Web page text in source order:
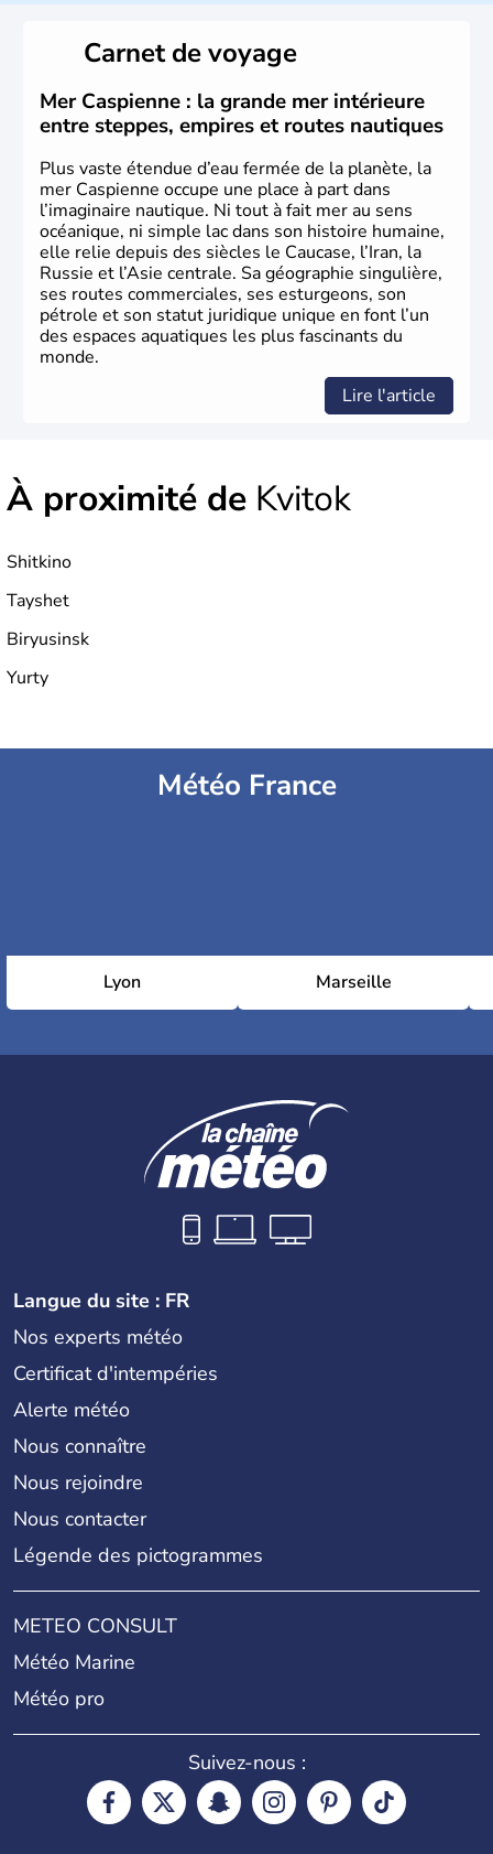
Carnet de voyage
Mer Caspienne : la grande mer intérieure
entre steppes, empires et routes nautiques
Plus vaste étendue d’eau fermée de la planète, la
mer Caspienne occupe une place à part dans
l’imaginaire nautique. Ni tout à fait mer au sens
océanique, ni simple lac dans son histoire humaine,
elle relie depuis des siècles le Caucase, l’Iran, la
Russie et l’Asie centrale. Sa géographie singulière,
ses routes commerciales, ses esturgeons, son
pétrole et son statut juridique unique en font l’un
des espaces aquatiques les plus fascinants du
monde.
Lire l'article
À proximité de Kvitok
Shitkino
Tayshet
Biryusinsk
Yurty
Météo France
Lyon Marseille
Langue du site : FR
Nos experts météo
Certificat d'intempéries
Alerte météo
Nous connaître
Nous rejoindre
Nous contacter
Légende des pictogrammes
METEO CONSULT
Météo Marine
Météo pro
Suivez-nous :